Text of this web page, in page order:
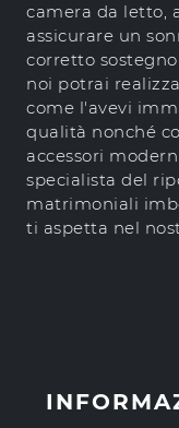
camera da letto,
assicurare un
corretto
noi potrai
come l'avevi
qualità nonché
accessori
specialista del
matrimoniali
ti aspetta nel